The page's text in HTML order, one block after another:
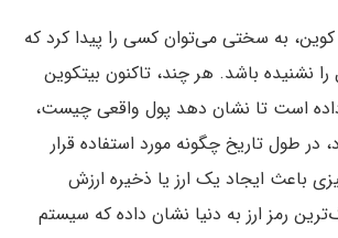
بیت کوین، به سختی می‌توان کسی را پیدا کرد که
را نشنیده باشد. هر چند، تاکنون بیتکوین
است تا نشان دهد پول واقعی چیست،
در طول تاریخ چگونه مورد استفاده قرار
باعث ایجاد یک ارز یا ذخیره ارزش
رمز ارز به دنیا نشان داده که سیستم